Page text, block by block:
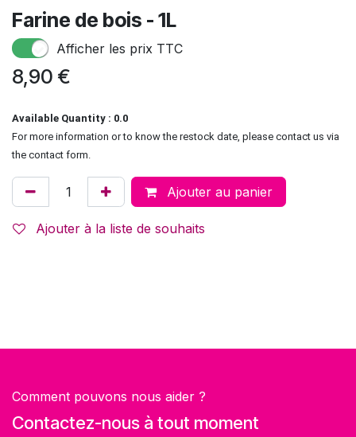
Farine de bois - 1L
Afficher les prix TTC
8,90 €
Available Quantity : 0.0
For more information or to know the restock date, please contact us via
the contact form.
Ajouter au panier
Ajouter à la liste de souhaits
Comment pouvons nous aider ?
Contactez-nous à tout moment